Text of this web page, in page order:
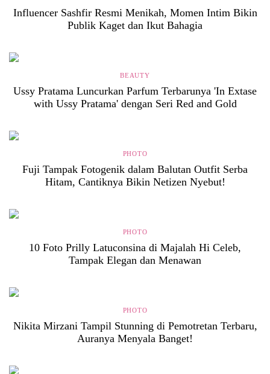
Influencer Sashfir Resmi Menikah, Momen Intim Bikin
Publik Kaget dan Ikut Bahagia
BEAUTY
Ussy Pratama Luncurkan Parfum Terbarunya 'In Extase
with Ussy Pratama' dengan Seri Red and Gold
PHOTO
Fuji Tampak Fotogenik dalam Balutan Outfit Serba
Hitam, Cantiknya Bikin Netizen Nyebut!
PHOTO
10 Foto Prilly Latuconsina di Majalah Hi Celeb,
Tampak Elegan dan Menawan
PHOTO
Nikita Mirzani Tampil Stunning di Pemotretan Terbaru,
Auranya Menyala Banget!